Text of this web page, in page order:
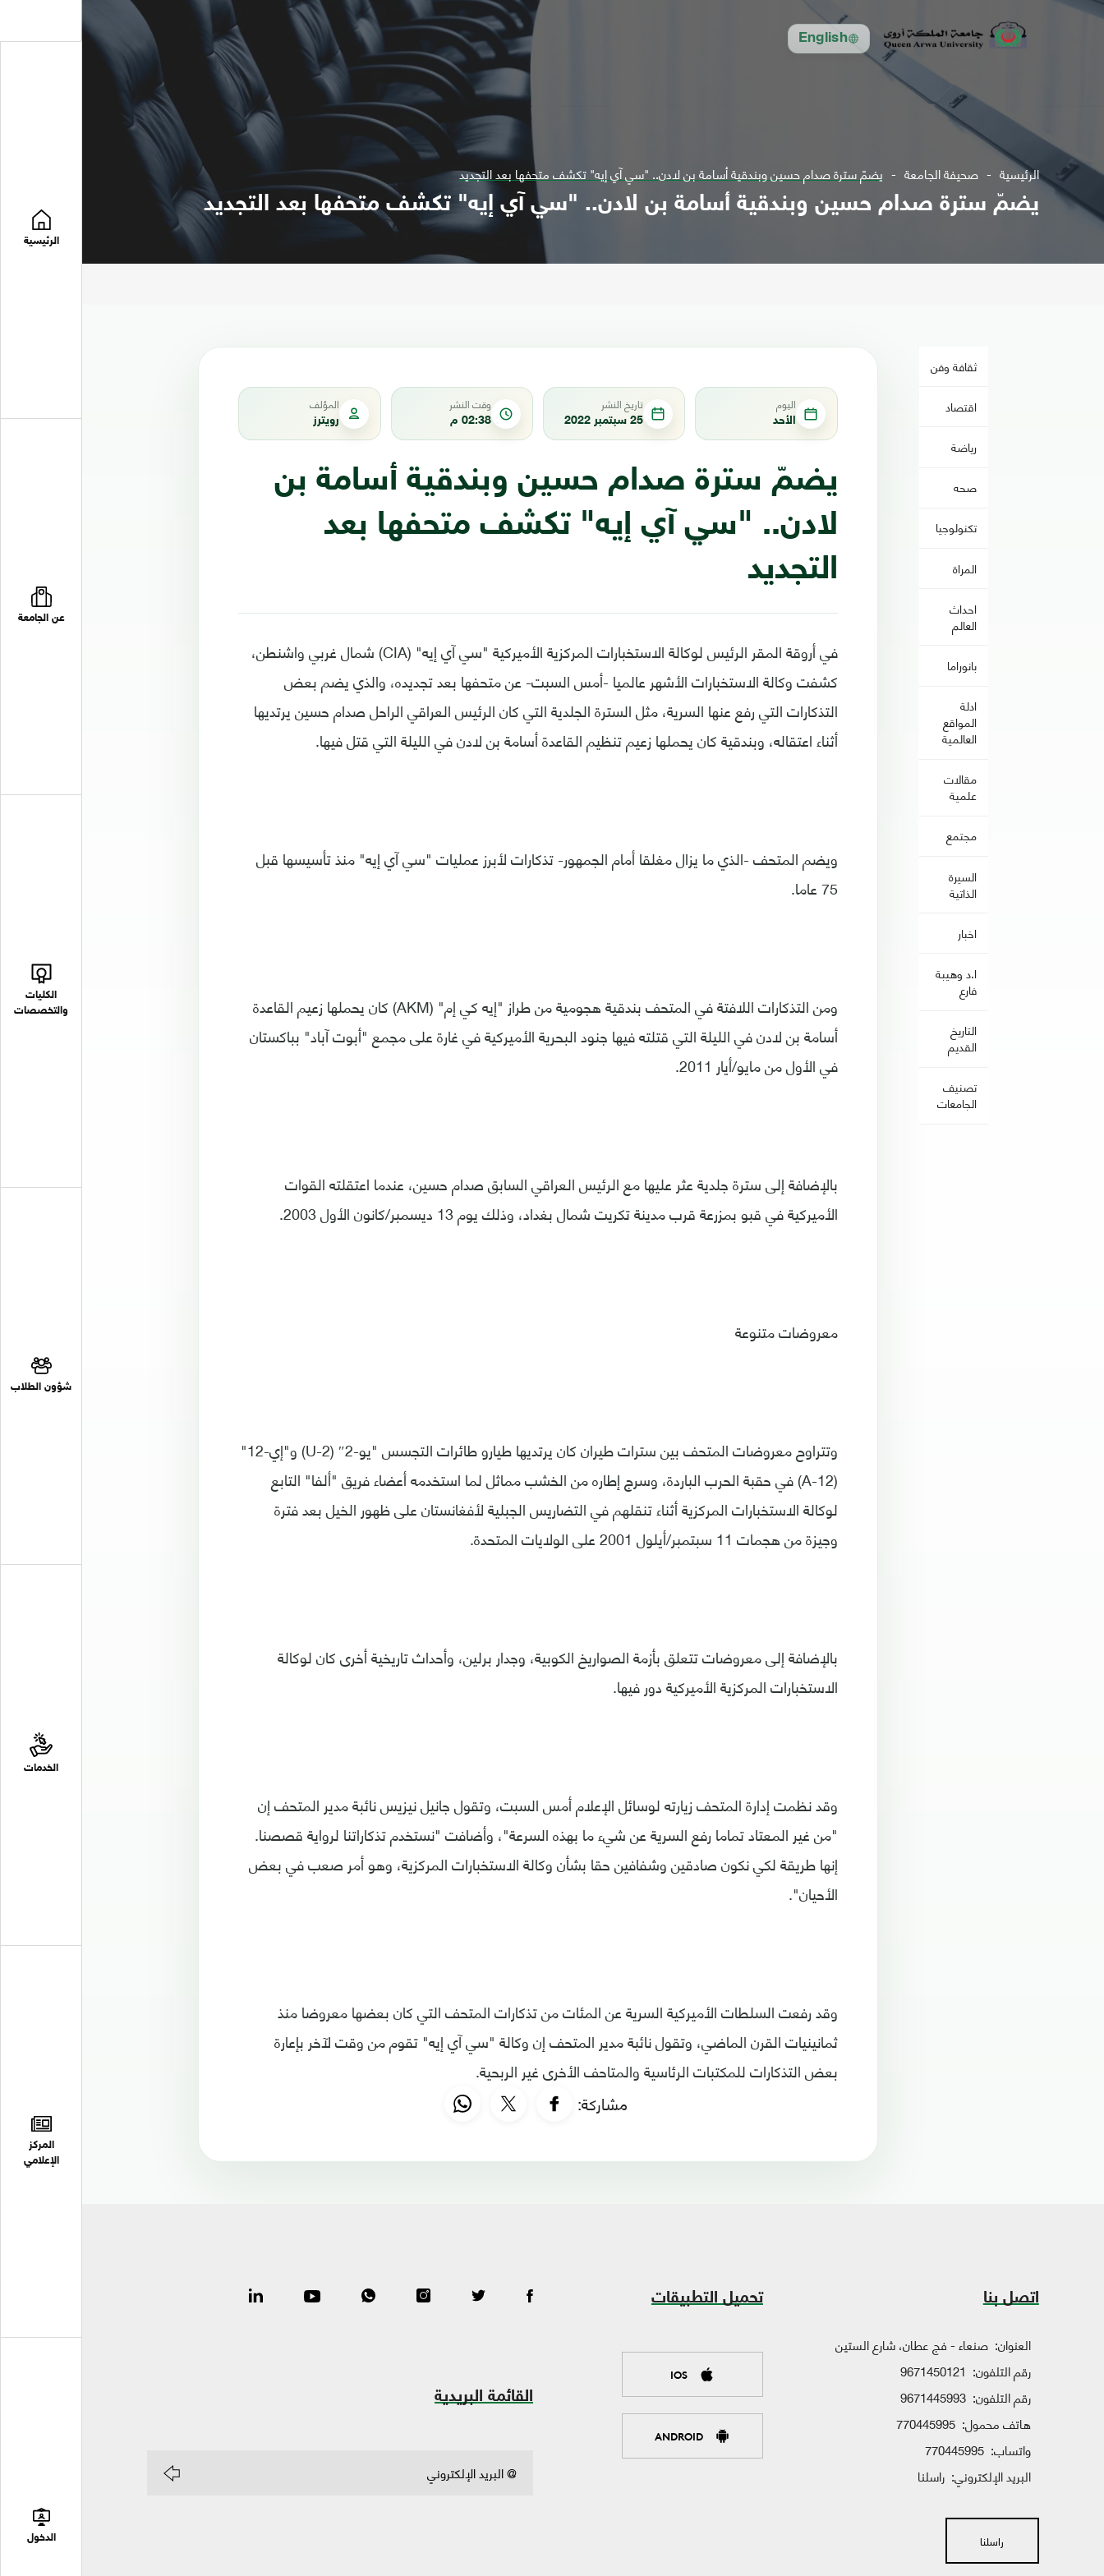
English
الرئيسية
عن الجامعة
الكليات
والتخصصات
شؤون الطلاب
الخدمات
المركز
الإعلامي
الدخول
الرئيسية صحيفة الجامعة يضمّ سترة صدام حسين وبندقية أسامة بن لادن.. "سي آي إيه" تكشف متحفها بعد التجديد
يضمّ سترة صدام حسين وبندقية أسامة بن لادن.. "سي آي إيه" تكشف متحفها بعد التجديد
ثقافة وفن
اقتصاد
رياضة
صحه
تكنولوجيا
المراة
احداث
العالم
بانوراما
ادلة
المواقع
العالمية
مقالات
علمية
مجتمع
السيرة
الذاتية
اخبار
ا.د وهيبة
فارع
التاريخ
القديم
تصنيف
الجامعات
اليوم
الأحد
تاريخ النشر
25 سبتمبر 2022
وقت النشر
02:38 م
المؤلف
رويترز
يضمّ سترة صدام حسين وبندقية أسامة بن
لادن.. "سي آي إيه" تكشف متحفها بعد
التجديد
في أروقة المقر الرئيس لوكالة الاستخبارات المركزية الأميركية "سي آي إيه" (CIA) شمال غربي واشنطن،
كشفت وكالة الاستخبارات الأشهر عالميا -أمس السبت- عن متحفها بعد تجديده، والذي يضم بعض
التذكارات التي رفع عنها السرية، مثل السترة الجلدية التي كان الرئيس العراقي الراحل صدام حسين يرتديها
أثناء اعتقاله، وبندقية كان يحملها زعيم تنظيم القاعدة أسامة بن لادن في الليلة التي قتل فيها.
ويضم المتحف -الذي ما يزال مغلقا أمام الجمهور- تذكارات لأبرز عمليات "سي آي إيه" منذ تأسيسها قبل
75 عاما.
ومن التذكارات اللافتة في المتحف بندقية هجومية من طراز "إيه كي إم" (AKM) كان يحملها زعيم القاعدة
أسامة بن لادن في الليلة التي قتلته فيها جنود البحرية الأميركية في غارة على مجمع "أبوت آباد" بباكستان
في الأول من مايو/أيار 2011.
بالإضافة إلى سترة جلدية عثر عليها مع الرئيس العراقي السابق صدام حسين، عندما اعتقلته القوات
الأميركية في قبو بمزرعة قرب مدينة تكريت شمال بغداد، وذلك يوم 13 ديسمبر/كانون الأول 2003.
معروضات متنوعة
وتتراوح معروضات المتحف بين سترات طيران كان يرتديها طيارو طائرات التجسس "يو-2″ (U-2) و"إي-12"
(A-12) في حقبة الحرب الباردة، وسرج إطاره من الخشب مماثل لما استخدمه أعضاء فريق "ألفا" التابع
لوكالة الاستخبارات المركزية أثناء تنقلهم في التضاريس الجبلية لأفغانستان على ظهور الخيل بعد فترة
وجيزة من هجمات 11 سبتمبر/أيلول 2001 على الولايات المتحدة.
بالإضافة إلى معروضات تتعلق بأزمة الصواريخ الكوبية، وجدار برلين، وأحداث تاريخية أخرى كان لوكالة
الاستخبارات المركزية الأميركية دور فيها.
وقد نظمت إدارة المتحف زيارته لوسائل الإعلام أمس السبت، وتقول جانيل نيزيس نائبة مدير المتحف إن
"من غير المعتاد تماما رفع السرية عن شيء ما بهذه السرعة"، وأضافت "نستخدم تذكاراتنا لرواية قصصنا.
إنها طريقة لكي نكون صادقين وشفافين حقا بشأن وكالة الاستخبارات المركزية، وهو أمر صعب في بعض
الأحيان".
وقد رفعت السلطات الأميركية السرية عن المئات من تذكارات المتحف التي كان بعضها معروضا منذ
ثمانينيات القرن الماضي، وتقول نائبة مدير المتحف إن وكالة "سي آي إيه" تقوم من وقت لآخر بإعارة
بعض التذكارات للمكتبات الرئاسية والمتاحف الأخرى غير الربحية.
مشاركة:
اتصل بنا
العنوان: صنعاء - فج عطان، شارع الستين
رقم التلفون: 9671450121
رقم التلفون: 9671445993
هاتف محمول: 770445995
واتساب: 770445995
البريد الإلكتروني: راسلنا
راسلنا
تحميل التطبيقات
IOS
ANDROID
القائمة البريدية